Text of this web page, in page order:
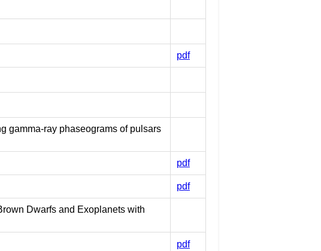
pdf
gamma-ray phaseograms of pulsars
pdf
pdf
Dwarfs and Exoplanets with
pdf